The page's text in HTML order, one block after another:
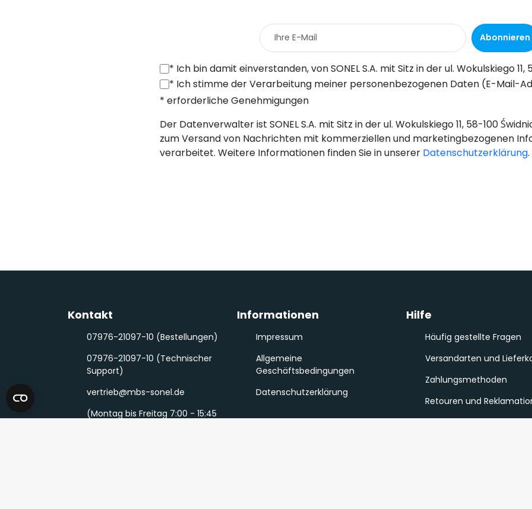
Abonnieren
* Ich bin damit einverstanden, von SONEL S.A. mit Sitz in der ul. Wokulskiego 11, 58-100 Świdnica, kommerzielle Informationen auf elektronischem Wege (an die angegebene E-Mail-Adresse) zu Marketingzwecken gemäß Art. 398 des Gesetzes vom 12. Juli 2024 über
* Ich stimme der Verarbeitung meiner personenbezogenen Daten (E-Mail-Adresse) durch SONEL S.A. mit Sitz in ul. Wokulskiego 11, 58-100 Świdnica, zum Zwecke des Versands eines Newsletters mit kommerziellen und marketingbezogenen Informationen gemäß Art. 6 Abs. 1
* erforderliche Genehmigungen
Der Datenverwalter ist SONEL S.A. mit Sitz in der ul. Wokulskiego 11, 58-100
zum Versand von Nachrichten mit kommerziellen und marketingbezogenen
verarbeitet. Weitere Informationen finden Sie in unserer Datenschutzerklärung.
Kontakt
07976-21097-10 (Bestellungen)
07976-21097-10 (Technischer
Support)
vertrieb@mbs-sonel.de
(Montag bis Freitag 7:00 - 15:45
Informationen
Impressum
Allgemeine
Geschäftsbedingungen
Datenschutzerklärung
Hilfe
Häufig gestellte Fragen
Versandarten und
Zahlungsmethoden
Retouren und